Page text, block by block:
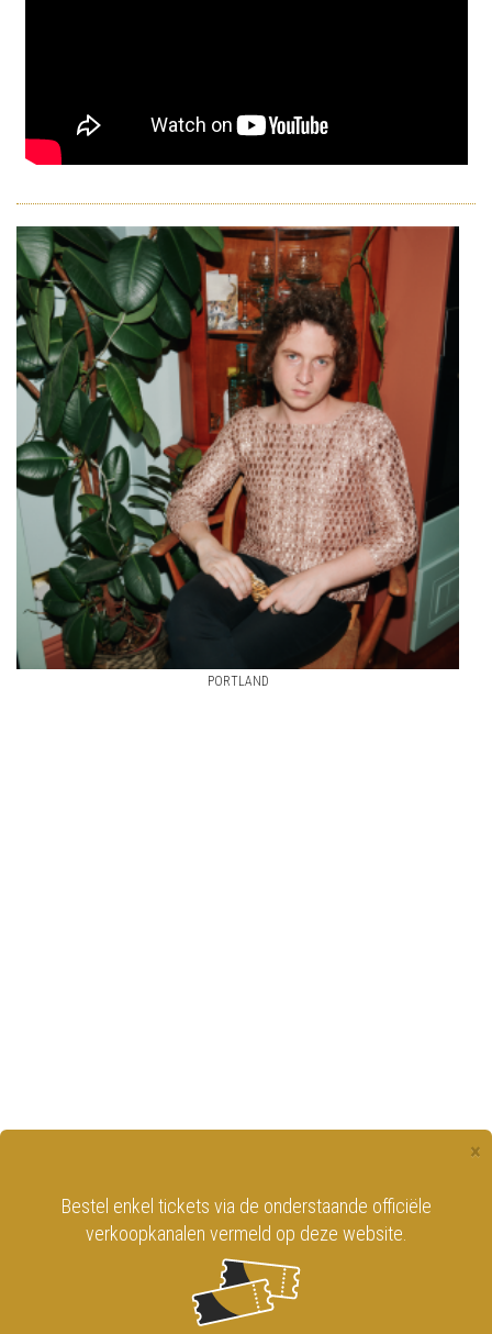
PORTLAND
×
Bestel enkel tickets via de onderstaande officiële
verkoopkanalen vermeld op deze website.